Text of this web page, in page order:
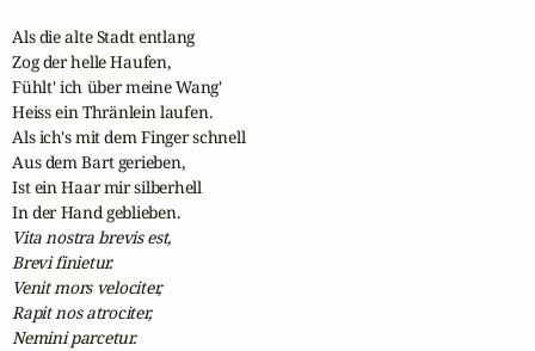
Als die alte Stadt entlang
Zog der helle Haufen,
Fühlt' ich über meine Wang'
Heiss ein Thränlein laufen.
Als ich's mit dem Finger schnell
Aus dem Bart gerieben,
Ist ein Haar mir silberhell
In der Hand geblieben.
Vita nostra brevis est,
Brevi finietur.
Venit mors velociter,
Rapit nos atrociter,
Nemini parcetur.